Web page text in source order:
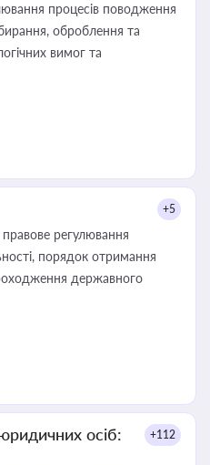
процесів поводження
оброблення та
вимог та
+5
регулювання
порядок отримання
державного
осіб:
+112